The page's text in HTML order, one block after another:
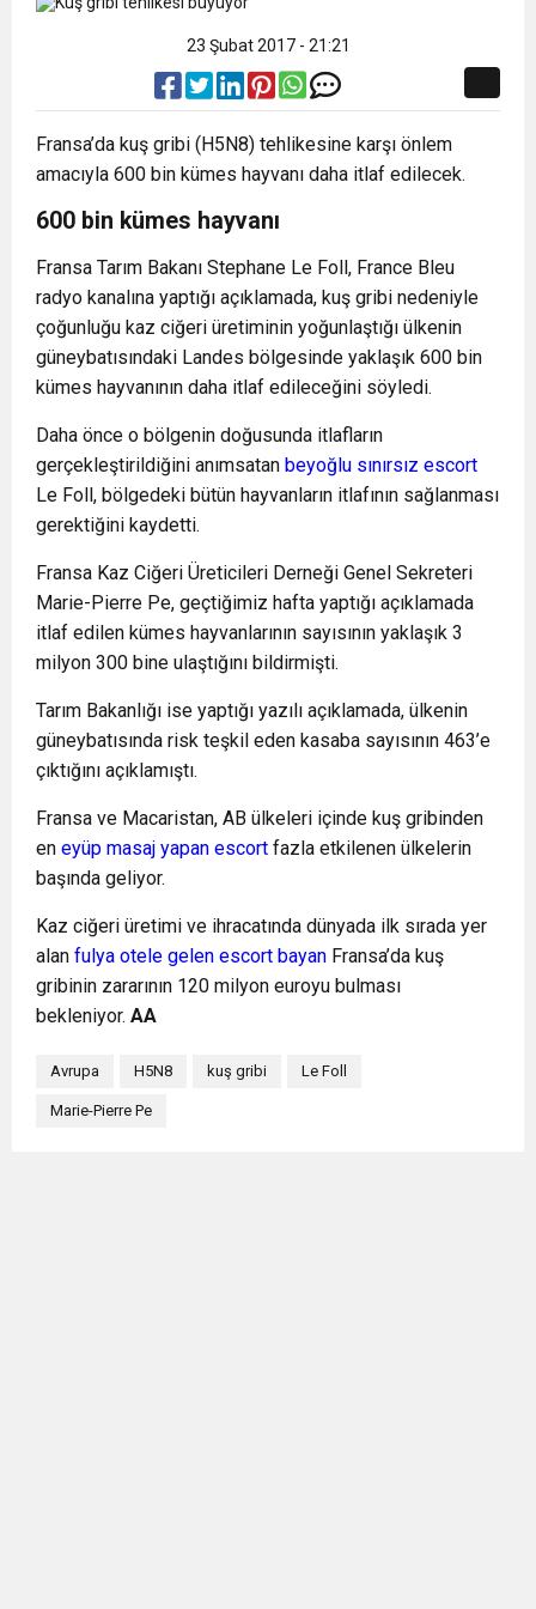
23 Şubat 2017 - 21:21
Fransa’da kuş gribi (H5N8) tehlikesine karşı önlem
amacıyla 600 bin kümes hayvanı daha itlaf edilecek.
600 bin kümes hayvanı
Fransa Tarım Bakanı Stephane Le Foll, France Bleu
radyo kanalına yaptığı açıklamada, kuş gribi nedeniyle
çoğunluğu kaz ciğeri üretiminin yoğunlaştığı ülkenin
güneybatısındaki Landes bölgesinde yaklaşık 600 bin
kümes hayvanının daha itlaf edileceğini söyledi.
Daha önce o bölgenin doğusunda itlafların
gerçekleştirildiğini anımsatan beyoğlu sınırsız escort
Le Foll, bölgedeki bütün hayvanların itlafının sağlanması
gerektiğini kaydetti.
Fransa Kaz Ciğeri Üreticileri Derneği Genel Sekreteri
Marie-Pierre Pe, geçtiğimiz hafta yaptığı açıklamada
itlaf edilen kümes hayvanlarının sayısının yaklaşık 3
milyon 300 bine ulaştığını bildirmişti.
Tarım Bakanlığı ise yaptığı yazılı açıklamada, ülkenin
güneybatısında risk teşkil eden kasaba sayısının 463’e
çıktığını açıklamıştı.
Fransa ve Macaristan, AB ülkeleri içinde kuş gribinden
en eyüp masaj yapan escort fazla etkilenen ülkelerin
başında geliyor.
Kaz ciğeri üretimi ve ihracatında dünyada ilk sırada yer
alan fulya otele gelen escort bayan Fransa’da kuş
gribinin zararının 120 milyon euroyu bulması
bekleniyor. AA
Avrupa H5N8 kuş gribi Le Foll
Marie-Pierre Pe